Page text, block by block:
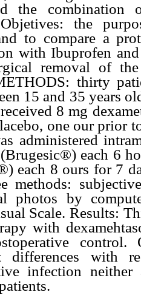
the
the
to compare a
with Ibuprofen
removal of
thirty
15 and 35 years
8 mg
one our prior
administered
each 6
each 8 ours for 7
methods:
photos by
Scale. Results:
with
differences with
infection